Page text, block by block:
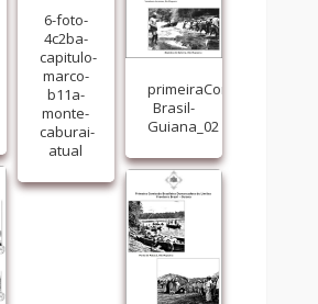
6-foto-
4c2ba-
capitulo-
marco-
b11a-
monte-
caburai-
atual
Brasil-
Guiana_02